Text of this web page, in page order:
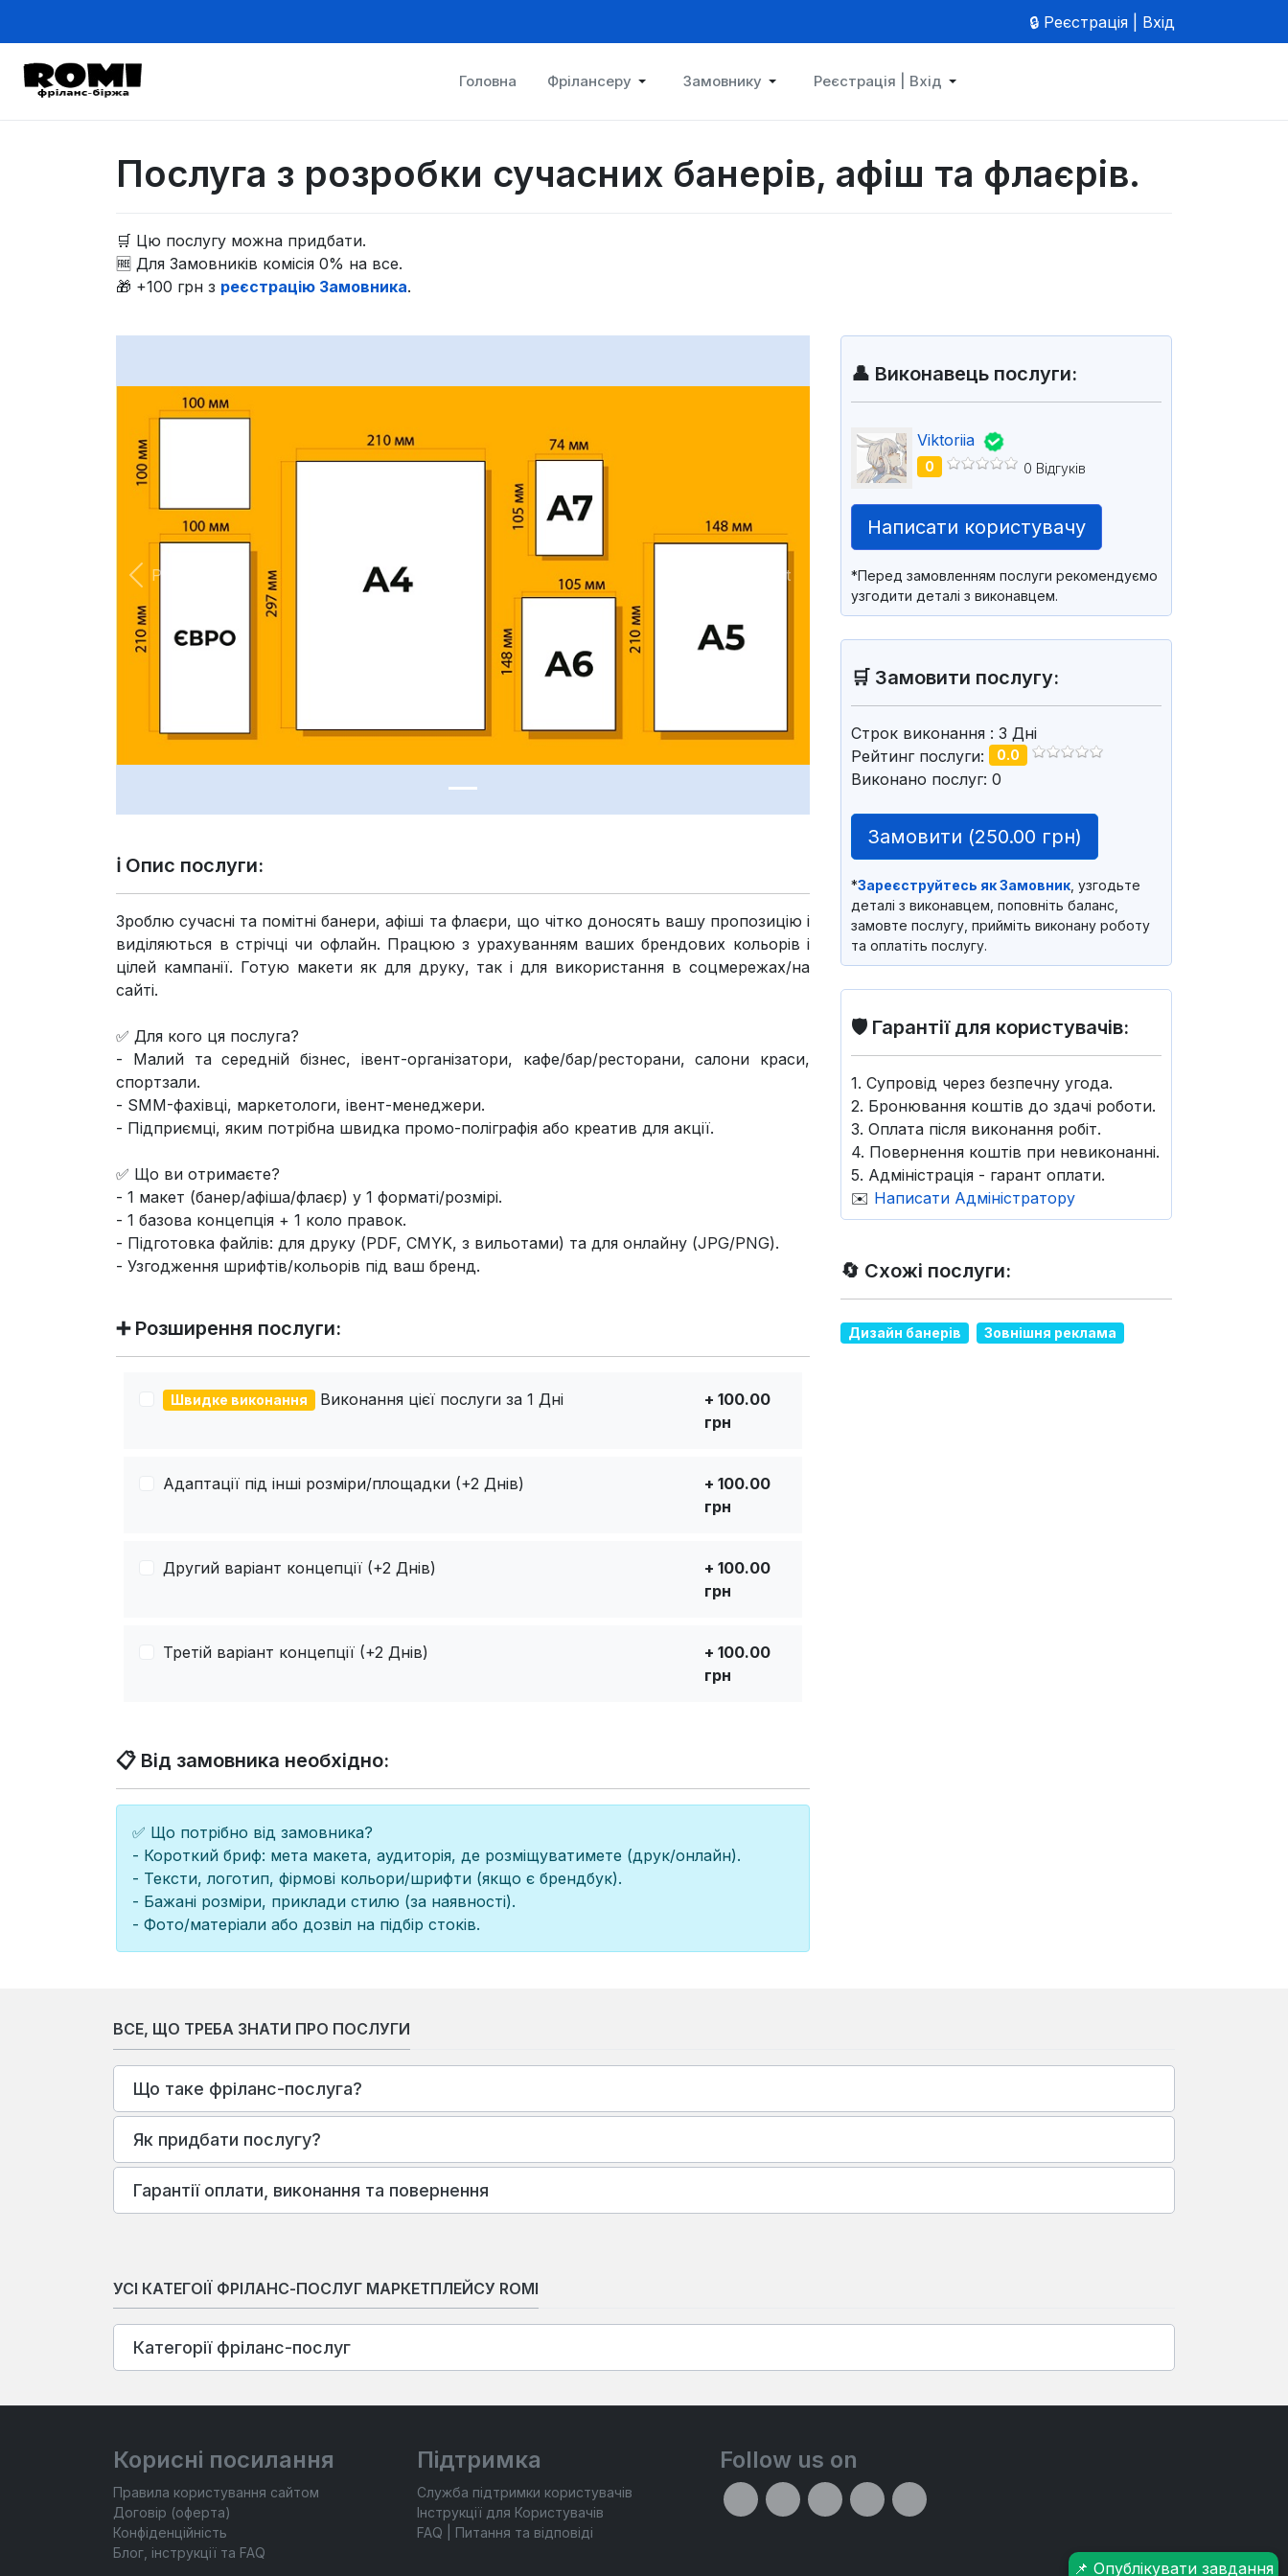
📌 Опублікувати завдання
🔒 Реєстрація | Вхід
Головна Фрілансеру Замовнику Реєстрація | Вхід
Послуга з розробки сучасних банерів, афіш та флаєрів.
🛒 Цю послугу можна придбати.
🆓 Для Замовників комісія 0% на все.
🎁 +100 грн з реєстрацію Замовника.
Previous Next
ℹ️ Опис послуги:
Зроблю сучасні та помітні банери, афіші та флаєри, що чітко доносять вашу пропозицію і
виділяються в стрічці чи офлайн. Працюю з урахуванням ваших брендових кольорів і
цілей кампанії. Готую макети як для друку, так і для використання в соцмережах/на
сайті.
✅ Для кого ця послуга?
- Малий та середній бізнес, івент-організатори, кафе/бар/ресторани, салони краси,
спортзали.
- SMM-фахівці, маркетологи, івент-менеджери.
- Підприємці, яким потрібна швидка промо-поліграфія або креатив для акції.
✅ Що ви отримаєте?
- 1 макет (банер/афіша/флаєр) у 1 форматі/розмірі.
- 1 базова концепція + 1 коло правок.
- Підготовка файлів: для друку (PDF, CMYK, з вильотами) та для онлайну (JPG/PNG).
- Узгодження шрифтів/кольорів під ваш бренд.
➕ Розширення послуги:
Швидке виконання Виконання цієї послуги за 1 Дні
+ 100.00
грн
Адаптації під інші розміри/площадки (+2 Днів)
+ 100.00
грн
Другий варіант концепції (+2 Днів)
+ 100.00
грн
Третій варіант концепції (+2 Днів)
+ 100.00
грн
📋 Від замовника необхідно:
✅ Що потрібно від замовника?
- Короткий бриф: мета макета, аудиторія, де розміщуватимете (друк/онлайн).
- Тексти, логотип, фірмові кольори/шрифти (якщо є брендбук).
- Бажані розміри, приклади стилю (за наявності).
- Фото/матеріали або дозвіл на підбір стоків.
👤 Виконавець послуги:
Viktoriia
0 0 Відгуків
Написати користувачу
*Перед замовленням послуги рекомендуємо
узгодити деталі з виконавцем.
🛒 Замовити послугу:
Строк виконання : 3 Дні
Рейтинг послуги:
0.0
Виконано послуг: 0
Замовити (250.00 грн)
*Зареєструйтесь як Замовник, узгодьте
деталі з виконавцем, поповніть баланс,
замовте послугу, прийміть виконану роботу
та оплатіть послугу.
🛡️ Гарантії для користувачів:
1. Супровід через безпечну угода.
2. Бронювання коштів до здачі роботи.
3. Оплата після виконання робіт.
4. Повернення коштів при невиконанні.
5. Адміністрація - гарант оплати.
✉️ Написати Адміністратору
🔄 Схожі послуги:
Дизайн банерів Зовнішня реклама
ВСЕ, ЩО ТРЕБА ЗНАТИ ПРО ПОСЛУГИ
Що таке фріланс-послуга?
Як придбати послугу?
Гарантії оплати, виконання та повернення
УСІ КАТЕГОІЇ ФРІЛАНС-ПОСЛУГ МАРКЕТПЛЕЙСУ ROMI
Категорії фріланс-послуг
Корисні посилання
Правила користування сайтом
Договір (оферта)
Конфіденційність
Блог, інструкції та FAQ
Підтримка
Служба підтримки користувачів
Інструкції для Користувачів
FAQ | Питання та відповіді
Follow us on